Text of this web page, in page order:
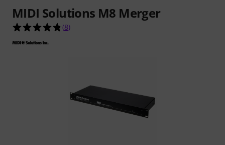
MIDI Solutions M8 Merger
4.8 von 5 Sternen aus 8 Kundenbewertungen
(8)